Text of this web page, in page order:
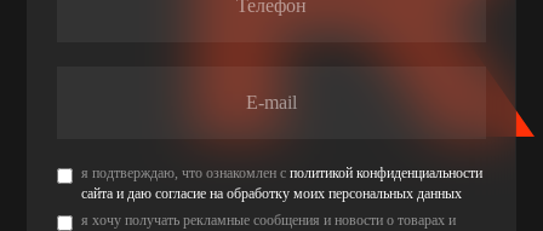
я подтверждаю, что ознакомлен сполитикой конфиденциальности
сайта и даю согласие на обработку моих персональных данных
я хочу получать рекламные сообщения и новости о товарах и